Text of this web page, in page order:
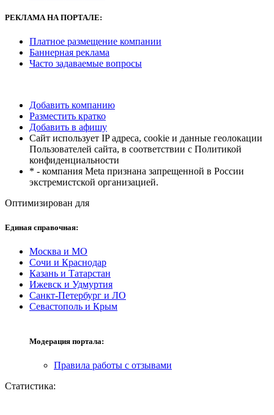
РЕКЛАМАНА ПОРТАЛЕ:
Платное размещение компании
Баннерная реклама
Часто задаваемые вопросы
Добавить компанию
Разместить кратко
Добавить в афишу
Сайт использует IP адреса, cookie и данные геолокации
Пользователей сайта, в соответствии с Политикой
конфиденциальности
* - компания Meta признана запрещенной в России
экстремистской организацией.
Оптимизирован для
Единая справочная:
Москва и МО
Сочи и Краснодар
Казань и Татарстан
Ижевск и Удмуртия
Санкт-Петербург и ЛО
Севастополь и Крым
Модерация портала:
Правила работы с отзывами
Статистика: